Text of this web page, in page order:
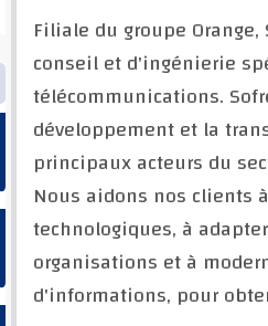
Filiale du groupe
conseil et d'ingénierie
télécommunications.
développement et la
principaux acteurs du
Nous aidons nos clients
technologiques, à
organisations et à
d'informations, pour